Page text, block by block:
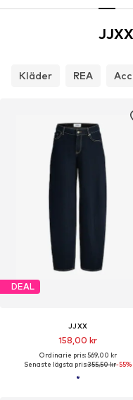
Kläder REA
DEAL
JJXX
158,00 kr
Ordinarie pris: 569,00 kr
Senaste lägsta pris:355,50 kr-55%